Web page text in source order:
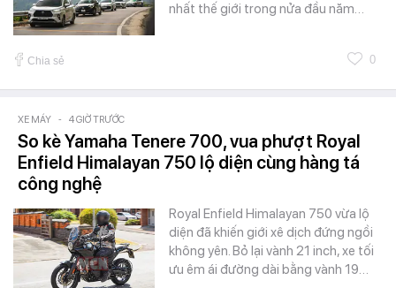
nhất thế giới trong nửa đầu năm…
Chia sẻ 0
XE MÁY - 4 GIỜ TRƯỚC
So kè Yamaha Tenere 700, vua phượt Royal
Enfield Himalayan 750 lộ diện cùng hàng tá
công nghệ
Royal Enfield Himalayan 750 vừa lộ
diện đã khiến giới xê dịch đứng ngồi
không yên. Bỏ lại vành 21 inch, xe tối
ưu êm ái đường dài bằng vành 19…